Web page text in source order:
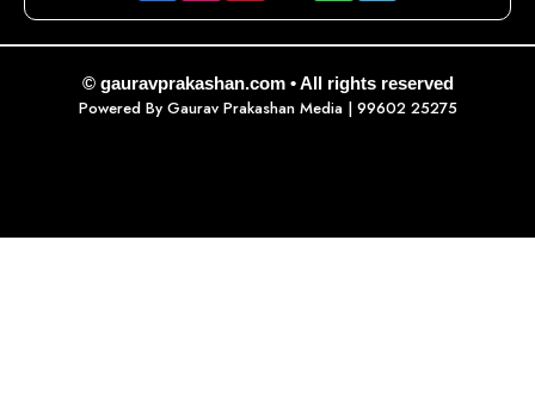
© gauravprakashan.com • All rights reserved
Powered By Gaurav Prakashan Media| 99602 25275